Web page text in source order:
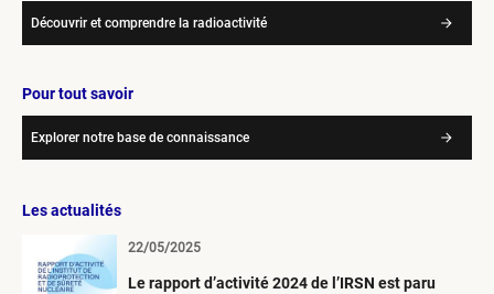
Découvrir et comprendre la radioactivité
Pour tout savoir
Explorer notre base de connaissance
Les actualités
Le rapport d’activité 2024 de l’IRSN est paru
22/05/2025